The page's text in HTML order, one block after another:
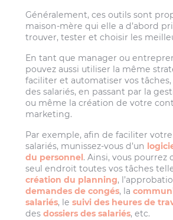
Généralement, ces outils sont
maison-mère qui elle a d’abord
trouver, tester et choisir les
En tant que manager ou
pouvez aussi utiliser la même
faciliter et automatiser vos
des salariés, en passant par la
ou même la création de votre
marketing.
Par exemple, afin de faciliter
salariés, munissez-vous d’un
du personnel . Ainsi, vous pourrez
seul endroit toutes vos tâches
création du planning,
demandes de congés, la
salariés, lesuivi des heures de
desdossiers des salariés, etc.